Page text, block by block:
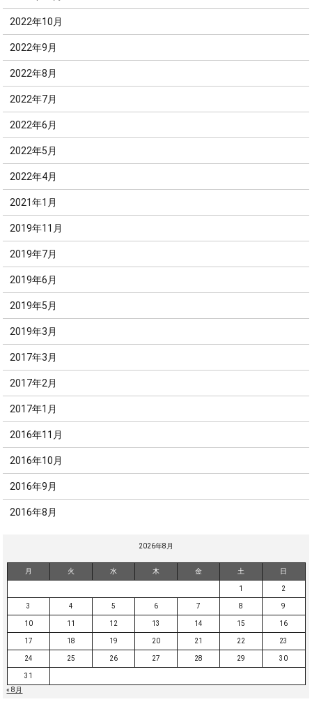
2022年10月
2022年9月
2022年8月
2022年7月
2022年6月
2022年5月
2022年4月
2021年1月
2019年11月
2019年7月
2019年6月
2019年5月
2019年3月
2017年3月
2017年2月
2017年1月
2016年11月
2016年10月
2016年9月
2016年8月
2026年8月
月 火 水 木 金 土 日
1 2
3 4 5 6 7 8 9
10 11 12 13 14 15 16
17 18 19 20 21 22 23
24 25 26 27 28 29 30
31
« 8月